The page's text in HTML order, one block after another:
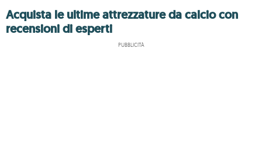
Acquista le ultime attrezzature da calcio con
recensioni di esperti
PUBBLICITÀ